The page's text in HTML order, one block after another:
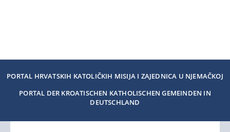
PORTAL HRVATSKIH KATOLIČKIH MISIJA I ZAJEDNICA U NJEMAČKOJ
PORTAL DER KROATISCHEN KATHOLISCHEN GEMEINDEN IN
DEUTSCHLAND